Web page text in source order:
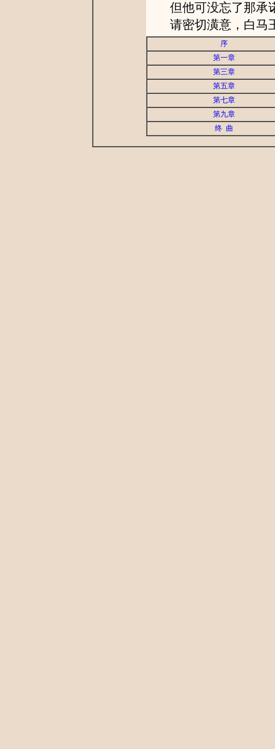
但他可没忘了那承
请密切潢意，白
序
第一章
第三章
第五章
第七章
第九章
终 曲